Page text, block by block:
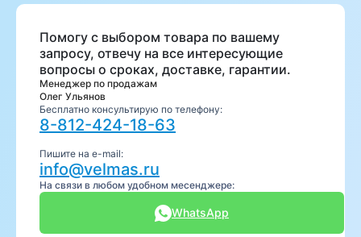
Помогу с выбором товара по вашему
запросу, отвечу на все интересующие
вопросы о сроках, доставке, гарантии.
Менеджер по продажам
Олег Ульянов
Бесплатно консультирую по телефону:
8-812-424-18-63
Пишите на e-mail:
info@velmas.ru
На связи в любом удобном месенджере:
WhatsApp